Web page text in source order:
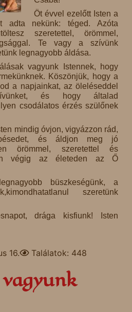
Öt évvel ezelőtt Isten a
adta nekünk: téged. Azóta
szeretettel, örömmel,
Te vagy a szívünk
legnagyobb áldása.
vagyunk Istennek, hogy
Köszönjük, hogy a
a napjainkat, az öleléseddel
és hogy általad
csodálatos érzés szülőnek
mindig óvjon, vigyázzon rád,
és áldjon meg jó
örömmel, szeretettel és
végig az életeden az Ő
büszkeségünk, a
szeretünk
drága kisfiunk! Isten
16. Találatok: 448